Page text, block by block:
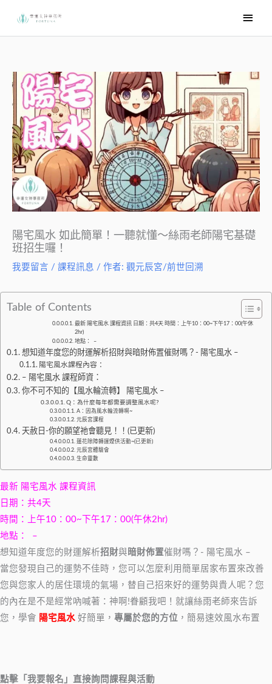
要
單
陽宅風水 如此簡單！一聽就懂～絲雨老師陽宅基礎
班招生囉！
我要留言 / 課程訊息 / 作者: 觀元辰宮/前世回溯
Table of Contents
最新 陽宅風水 課程資訊 日期：共4天 時間：上午10：00~下午17：00(午休
2hr)
地點： –
想知道年度您的財運解析招財與暗財佈置催財嗎？- 陽宅風水 –
陽宅風水課程內容：
– 陽宅風水 課程師資：
​你不可不知的【風水輪流轉】​ 陽宅風水 –
Q：為什麼每年都需要調整風水呢?
A：因為風水輪流轉啊~
元辰宮課程
天赦日-你的願望祂會聽見！！(已更新)
蓮花除障轉運煙供活動~(已更新)
元辰宮體驗會
生命靈數
最新 陽宅風水 課程資訊
日期：共4天
時間：上午10：00~下午17：00(午休2hr)
地點： –
想知道年度您的財運解析招財與 暗財佈置催財嗎？- 陽宅風水 –
當您發現自己的運勢不佳時，您可以怎麼利用簡單居家布置來改善
您與您家人的居住環境的氣場，替自己招來好的運勢與貴人呢？您
的內在是不是經常吶喊著：神啊!眷顧我吧！就讓絲雨老師來告訴
您，學會 陽宅風水 好簡單， 專屬於您的方位 ，簡易速效風水布置
點擊「我要報名」直接詢問課程與活動